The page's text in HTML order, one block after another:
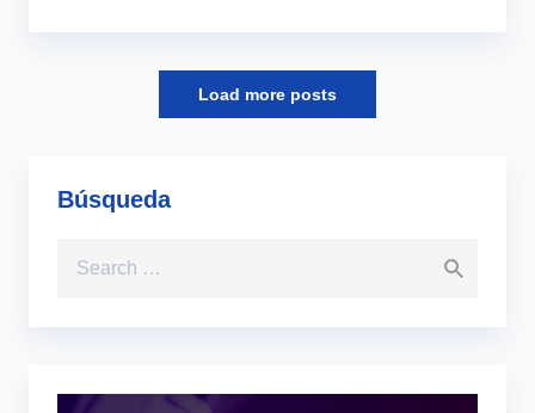
Load more posts
Búsqueda